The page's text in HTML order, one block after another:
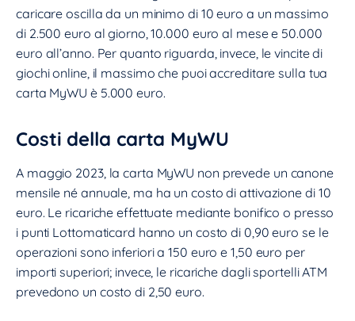
caricare oscilla da un minimo di 10 euro a un massimo
di 2.500 euro al giorno, 10.000 euro al mese e 50.000
euro all’anno. Per quanto riguarda, invece, le vincite di
giochi online, il massimo che puoi accreditare sulla tua
carta MyWU è 5.000 euro.
Costi della carta MyWU
A maggio 2023, la carta MyWU non prevede un canone
mensile né annuale, ma ha un costo di attivazione di 10
euro. Le ricariche effettuate mediante bonifico o presso
i punti Lottomaticard hanno un costo di 0,90 euro se le
operazioni sono inferiori a 150 euro e 1,50 euro per
importi superiori; invece, le ricariche dagli sportelli ATM
prevedono un costo di 2,50 euro.